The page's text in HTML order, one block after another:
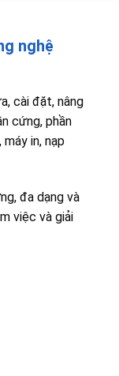
nghệ
cài đặt, nâng
cứng, phần
in, nạp
đa dạng và
việc và giải